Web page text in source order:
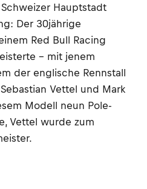
Hauptstadt
Der 30jährige
Red Bull Racing
– mit jenem
der englische Rennstall
Vettel und Mark
Modell neun Pole-
Vettel wurde zum